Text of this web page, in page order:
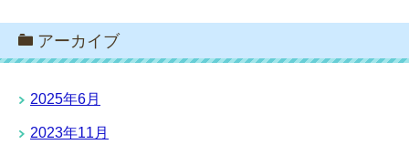
アーカイブ
2025年6月
2023年11月